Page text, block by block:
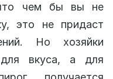
чем бы вы не
это не придаст
Но хозяйки
вкуса, а для